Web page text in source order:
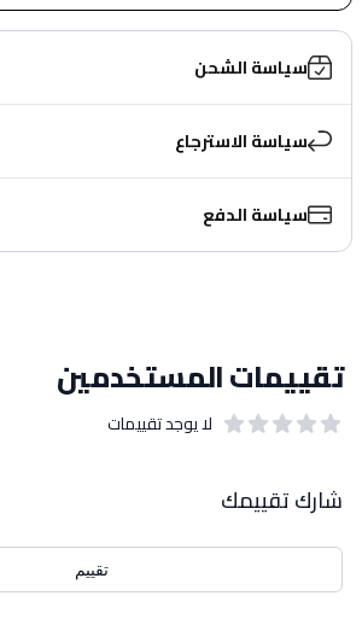
سياسة الشحن
سياسة الاسترجاع
سياسة الدفع
تقييمات المستخدمين
لا يوجد تقييمات
شارك تقييمك
تقييم